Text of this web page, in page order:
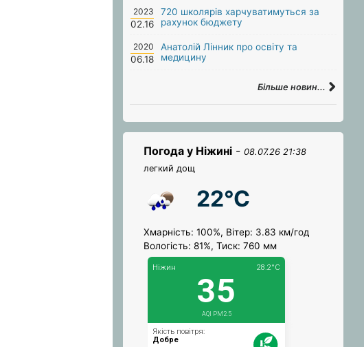
2023
02.16
720 школярів харчуватимуться за
рахунок бюджету
2020
06.18
Анатолій Лінник про освіту та
медицину
Більше новин...
Погода у Ніжині - 08.07.26 21:38
легкий дощ
22°C
Хмарність: 100%, Вітер: 3.83 км/год
Вологість: 81%, Тиск: 760 мм